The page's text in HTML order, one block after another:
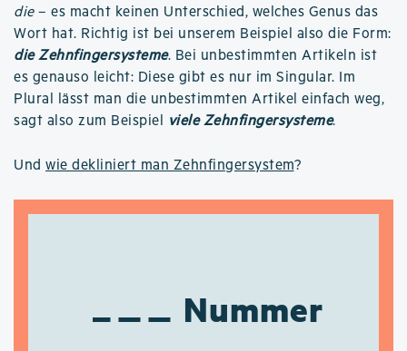
die– es macht keinen Unterschied, welches Genus das
Wort hat. Richtig ist bei unserem Beispiel also die Form:
die Zehnfingersysteme. Bei unbestimmten Artikeln ist
es genauso leicht: Diese gibt es nur im Singular. Im
Plural lässt man die unbestimmten Artikel einfach weg,
sagt also zum Beispiel viele Zehnfingersysteme.
Und wie dekliniert man Zehnfingersystem?
Nummer